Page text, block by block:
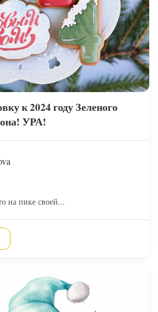
к 2024 году Зеленого
УРА!
на пике своей...